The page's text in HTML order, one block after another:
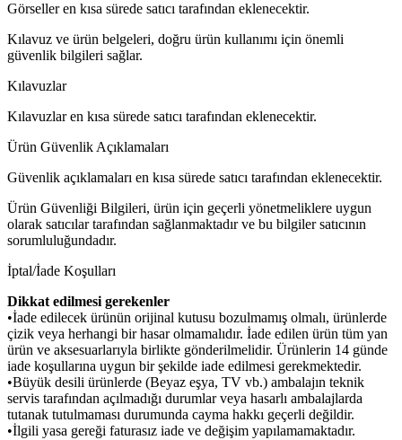
Görseller en kısa sürede satıcı tarafından eklenecektir.
Kılavuz ve ürün belgeleri, doğru ürün kullanımı için önemli
güvenlik bilgileri sağlar.
Kılavuzlar
Kılavuzlar en kısa sürede satıcı tarafından eklenecektir.
Ürün Güvenlik Açıklamaları
Güvenlik açıklamaları en kısa sürede satıcı tarafından eklenecektir.
Ürün Güvenliği Bilgileri, ürün için geçerli yönetmeliklere uygun
olarak satıcılar tarafından sağlanmaktadır ve bu bilgiler satıcının
sorumluluğundadır.
İptal/İade Koşulları
Dikkat edilmesi gerekenler
•İade edilecek ürünün orijinal kutusu bozulmamış olmalı, ürünlerde
çizik veya herhangi bir hasar olmamalıdır. İade edilen ürün tüm yan
ürün ve aksesuarlarıyla birlikte gönderilmelidir. Ürünlerin 14 günde
iade koşullarına uygun bir şekilde iade edilmesi gerekmektedir.
•Büyük desili ürünlerde (Beyaz eşya, TV vb.) ambalajın teknik
servis tarafından açılmadığı durumlar veya hasarlı ambalajlarda
tutanak tutulmaması durumunda cayma hakkı geçerli değildir.
•İlgili yasa gereği faturasız iade ve değişim yapılamamaktadır.